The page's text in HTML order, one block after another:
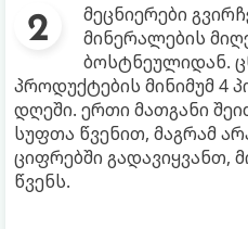
მეცნიერები
მინერალების
ბოსტნეულიდან.
პროდუქტების მინიმუმ 4
დღეში. ერთი მათგანი
სუფთა წვენით, მაგრამ
ციფრებში გადავიყვანთ,
წვენს.